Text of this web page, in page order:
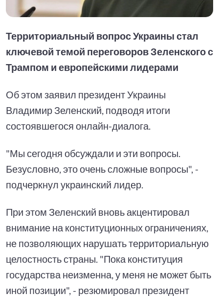
Территориальный вопрос Украины стал
ключевой темой переговоров Зеленского с
Трампом и европейскими лидерами
Об этом заявил президент Украины
Владимир Зеленский, подводя итоги
состоявшегося онлайн-диалога.
"Мы сегодня обсуждали и эти вопросы.
Безусловно, это очень сложные вопросы", -
подчеркнул украинский лидер.
При этом Зеленский вновь акцентировал
внимание на конституционных ограничениях,
не позволяющих нарушать территориальную
целостность страны. "Пока конституция
государства неизменна, у меня не может быть
иной позиции", - резюмировал президент